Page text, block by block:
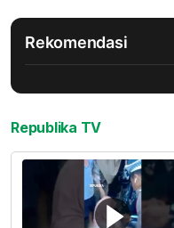
Rekomendasi
Republika TV